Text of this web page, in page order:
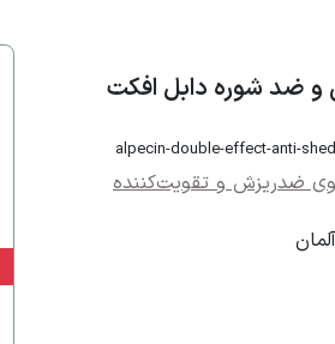
ضد شوره دابل افکت
alpecin-double-effect-anti-
ضدریزش و تقویت‌کننده
آلمان